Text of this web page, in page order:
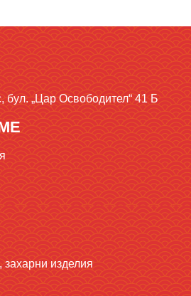
„Цар Освободител“ 41 Б
изделия